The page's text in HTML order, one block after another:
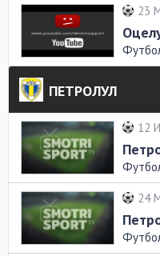
23
ПЕТРОЛУЛ
12
24